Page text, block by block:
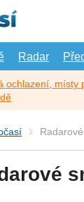
Radar
ochlazení, místy